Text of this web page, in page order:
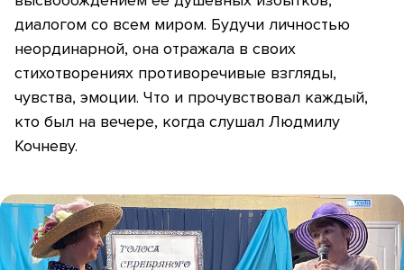
диалогом со всем миром. Будучи личностью
неординарной, она отражала в своих
стихотворениях противоречивые взгляды,
чувства, эмоции. Что и прочувствовал каждый,
кто был на вечере, когда слушал Людмилу
Кочневу.